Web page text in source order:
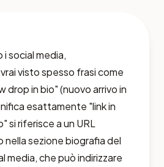
i social media,
visto spesso frasi come
drop in bio" (nuovo arrivo in
esattamente "link in
si riferisce a un URL
nella sezione biografia del
media, che può indirizzare